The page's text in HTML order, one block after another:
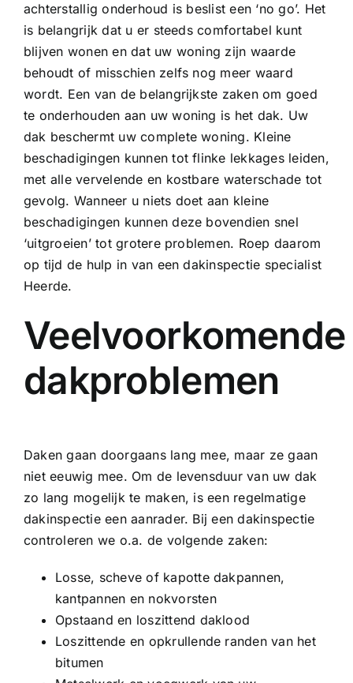
achterstallig onderhoud is beslist een ‘no go’. Het
is belangrijk dat u er steeds comfortabel kunt
blijven wonen en dat uw woning zijn waarde
behoudt of misschien zelfs nog meer waard
wordt. Een van de belangrijkste zaken om goed
te onderhouden aan uw woning is het dak. Uw
dak beschermt uw complete woning. Kleine
beschadigingen kunnen tot flinke lekkages leiden,
met alle vervelende en kostbare waterschade tot
gevolg. Wanneer u niets doet aan kleine
beschadigingen kunnen deze bovendien snel
‘uitgroeien’ tot grotere problemen. Roep daarom
op tijd de hulp in van een dakinspectie specialist
Heerde.
Veelvoorkomende
dakproblemen
Daken gaan doorgaans lang mee, maar ze gaan
niet eeuwig mee. Om de levensduur van uw dak
zo lang mogelijk te maken, is een regelmatige
dakinspectie een aanrader. Bij een dakinspectie
controleren we o.a. de volgende zaken:
Losse, scheve of kapotte dakpannen,
kantpannen en nokvorsten
Opstaand en loszittend daklood
Loszittende en opkrullende randen van het
bitumen